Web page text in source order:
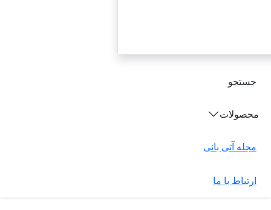
جستجو
محصولات
مجله آتی بانی
ارتباط با ما